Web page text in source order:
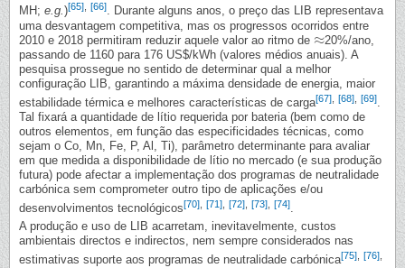
MH; e.g. )[65], [66]. Durante alguns anos, o preço das LIB representava
uma desvantagem competitiva, mas os progressos ocorridos entre
2010 e 2018 permitiram reduzir aquele valor ao ritmo de ≈
≈ 20%/ano,
passando de 1160 para 176 US$/kWh (valores médios anuais). A
pesquisa prossegue no sentido de determinar qual a melhor
configuração LIB, garantindo a máxima densidade de energia, maior
estabilidade térmica e melhores características de carga[67] [68] [69].
Tal fixará a quantidade de lítio requerida por bateria (bem como de
outros elementos, em função das especificidades técnicas, como
sejam o Co, Mn, Fe, P, Al, Ti), parâmetro determinante para avaliar
em que medida a disponibilidade de lítio no mercado (e sua produção
futura) pode afectar a implementação dos programas de neutralidade
carbónica sem comprometer outro tipo de aplicações e/ou
desenvolvimentos tecnológicos[70] [71] [72] [73] [74].
A produção e uso de LIB acarretam, inevitavelmente, custos
ambientais directos e indirectos, nem sempre considerados nas
estimativas suporte aos programas de neutralidade carbónica[75], [76],